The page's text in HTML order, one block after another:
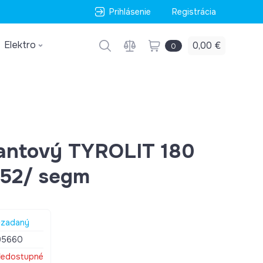
Prihlásenie Registrácia
Elektro 0 0,00 €
TYROLIT 180
segm